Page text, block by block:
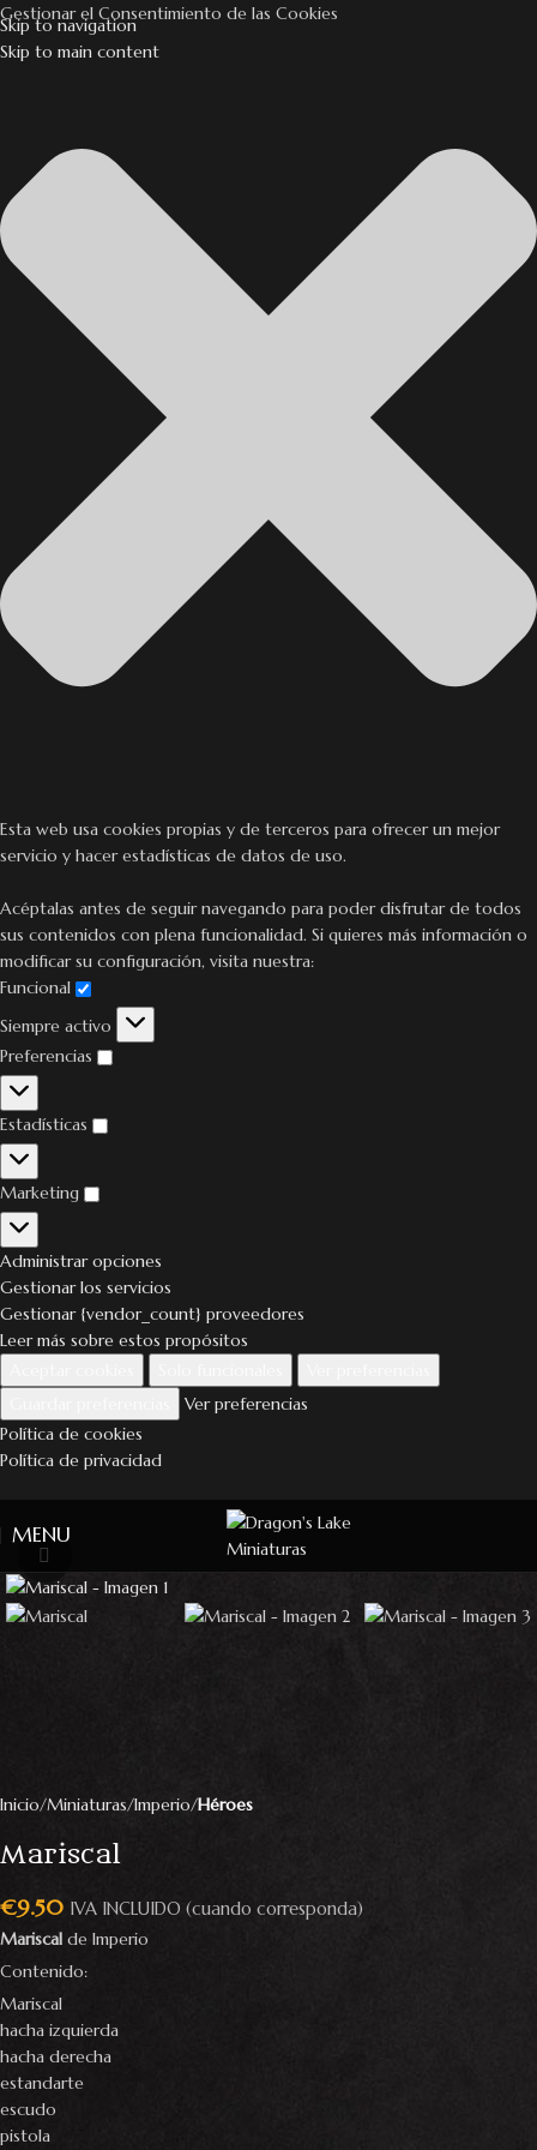
Gestionar el Consentimiento de las Cookies
Esta web usa cookies propias y de terceros para ofrecer un mejor
servicio y hacer estadísticas de datos de uso.
Acéptalas antes de seguir navegando para poder disfrutar de todos
sus contenidos con plena funcionalidad. Si quieres más información o
modificar su configuración, visita nuestra:
Funcional
Siempre activo
Preferencias
Estadísticas
Marketing
Administrar opciones
Gestionar los servicios
Gestionar {vendor_count} proveedores
Leer más sobre estos propósitos
Ver preferencias
Política de cookies
Política de privacidad
Skip to navigation
Skip to main content
MENU
Inicio Miniaturas Imperio Héroes
Mariscal
€9.50 IVA INCLUIDO (cuando corresponda)
Mariscal de Imperio
Contenido:
Mariscal
hacha izquierda
hacha derecha
estandarte
escudo
pistola